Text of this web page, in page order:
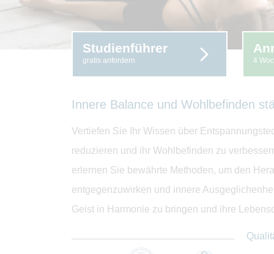
Studienführer
gratis anfordern 4
Innere Balance und Wohlbefinden
Vertiefen Sie Ihr Wissen über
reduzieren und ihr Wohlbefinden zu
erlernen Sie bewährte Methoden, um den
entgegenzuwirken und innere
Geist in Harmonie zu bringen und ihre